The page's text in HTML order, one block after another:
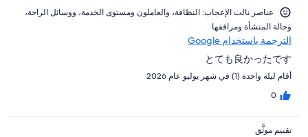
عناصر نالت الإعجاب: ⁦النظافة⁩، و⁦العاملون ومستوى الخدمة⁩، و⁦وسائل الراحة⁩،
و⁦حالة المنشأة ومرافقها⁩
الترجمة باستخدام Google
とても良かったです
أقام ليلة واحدة (1) في شهر يوليو عام 2026
0
تقييم موثَّق